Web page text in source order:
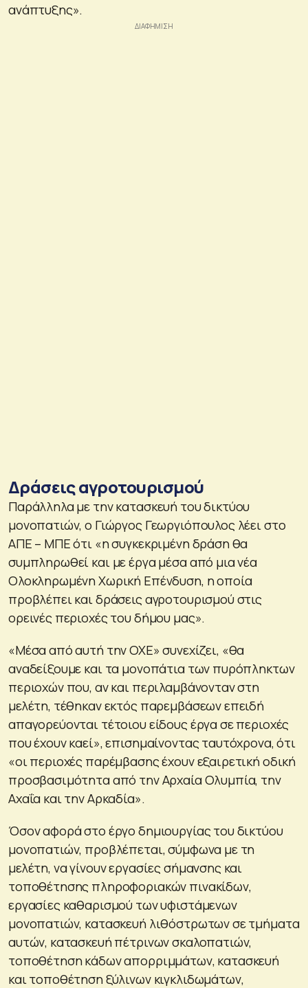
ανάπτυξης».
Δράσεις αγροτουρισμού
Παράλληλα με την κατασκευή του δικτύου
μονοπατιών, ο Γιώργος Γεωργιόπουλος λέει στο
ΑΠΕ – ΜΠΕ ότι «η συγκεκριμένη δράση θα
συμπληρωθεί και με έργα μέσα από μια νέα
Ολοκληρωμένη Χωρική Επένδυση, η οποία
προβλέπει και δράσεις αγροτουρισμού στις
ορεινές περιοχές του δήμου μας».
«Μέσα από αυτή την ΟΧΕ» συνεχίζει, «θα
αναδείξουμε και τα μονοπάτια των πυρόπληκτων
περιοχών που, αν και περιλαμβάνονταν στη
μελέτη, τέθηκαν εκτός παρεμβάσεων επειδή
απαγορεύονται τέτοιου είδους έργα σε περιοχές
που έχουν καεί», επισημαίνοντας ταυτόχρονα, ότι
«οι περιοχές παρέμβασης έχουν εξαιρετική οδική
προσβασιμότητα από την Αρχαία Ολυμπία, την
Αχαΐα και την Αρκαδία».
Όσον αφορά στο έργο δημιουργίας του δικτύου
μονοπατιών, προβλέπεται, σύμφωνα με τη
μελέτη, να γίνουν εργασίες σήμανσης και
τοποθέτησης πληροφοριακών πινακίδων,
εργασίες καθαρισμού των υφιστάμενων
μονοπατιών, κατασκευή λιθόστρωτων σε τμήματα
αυτών, κατασκευή πέτρινων σκαλοπατιών,
τοποθέτηση κάδων απορριμμάτων, κατασκευή
και τοποθέτηση ξύλινων κιγκλιδωμάτων,